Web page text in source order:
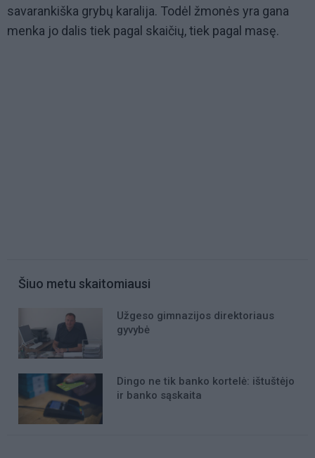
savarankiška grybų karalija. Todėl žmonės yra gana
menka jo dalis tiek pagal skaičių, tiek pagal masę.
Šiuo metu skaitomiausi
Užgeso gimnazijos direktoriaus
gyvybė
Dingo ne tik banko kortelė: ištuštėjo
ir banko sąskaita